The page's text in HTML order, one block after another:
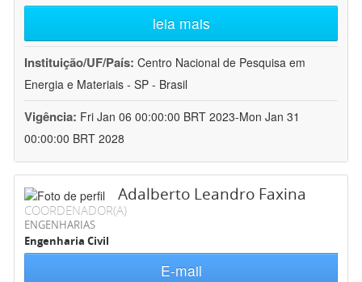
leia mais
Instituição/UF/País: Centro Nacional de Pesquisa em
Energia e Materiais - SP - Brasil
Vigência: Fri Jan 06 00:00:00 BRT 2023-Mon Jan 31
00:00:00 BRT 2028
Adalberto Leandro Faxina
COORDENADOR(A)
ENGENHARIAS
Engenharia Civil
E-mail